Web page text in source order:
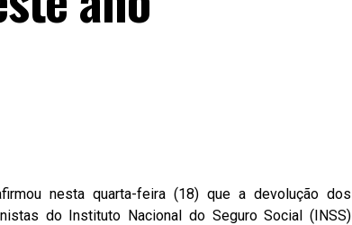
nesta quarta-feira (18) que a devolução dos
do Instituto Nacional do Seguro Social (INSS)